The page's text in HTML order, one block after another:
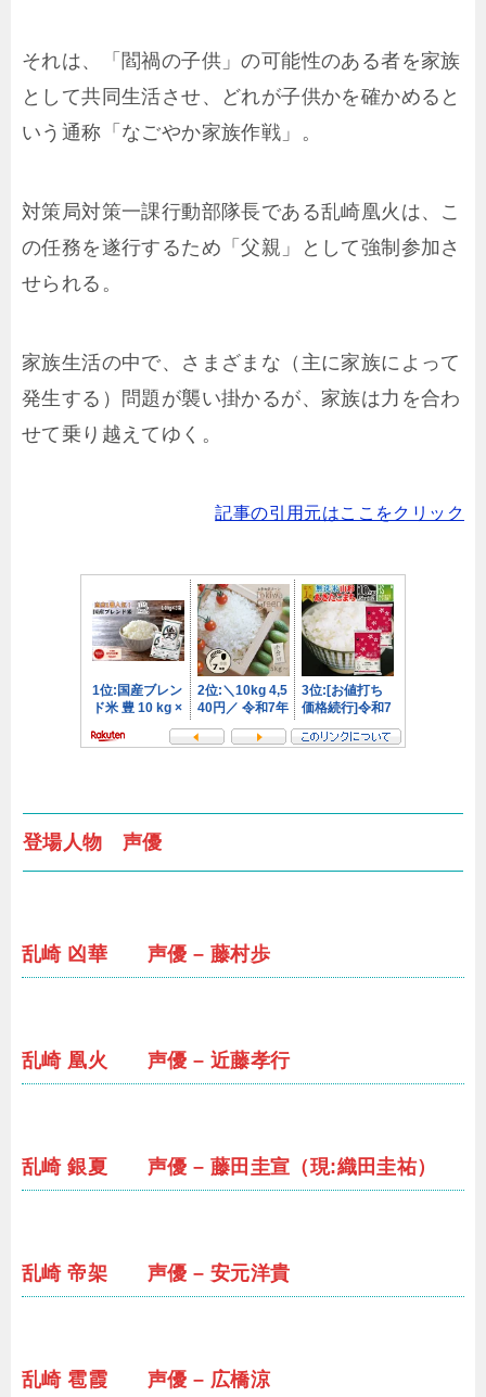
それは、「閻禍の子供」の可能性のある者を家族
として共同生活させ、どれが子供かを確かめると
いう通称「なごやか家族作戦」。
対策局対策一課行動部隊長である乱崎凰火は、こ
の任務を遂行するため「父親」として強制参加さ
せられる。
家族生活の中で、さまざまな（主に家族によって
発生する）問題が襲い掛かるが、家族は力を合わ
せて乗り越えてゆく。
記事の引用元はここをクリック
登場人物 声優
乱崎 凶華 声優 – 藤村歩
乱崎 凰火 声優 – 近藤孝行
乱崎 銀夏 声優 – 藤田圭宣（現:織田圭祐）
乱崎 帝架 声優 – 安元洋貴
乱崎 雹霞 声優 – 広橋涼